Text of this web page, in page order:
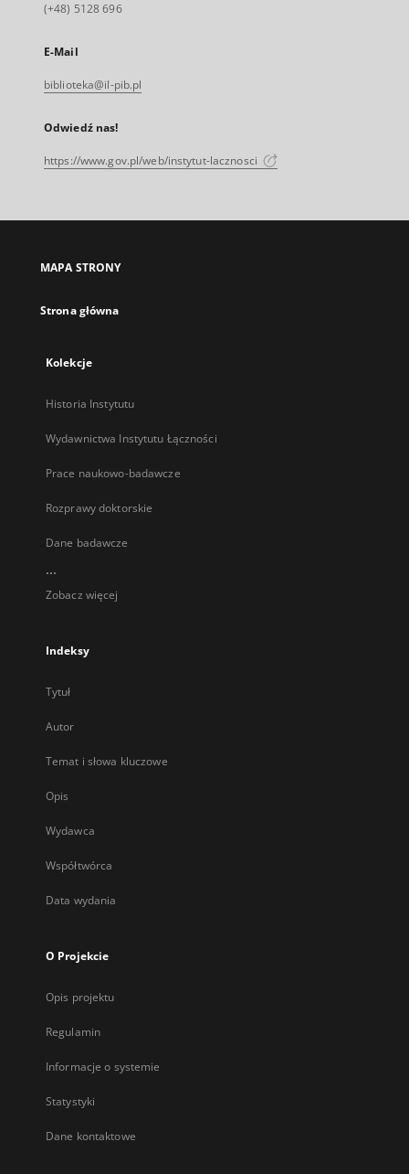
(+48) 5128 696
E-Mail
biblioteka@il-pib.pl
Odwiedź nas!
https://www.gov.pl/web/instytut-lacznosci
MAPA STRONY
Strona główna
Kolekcje
Historia Instytutu
Wydawnictwa Instytutu Łączności
Prace naukowo-badawcze
Rozprawy doktorskie
Dane badawcze
...
Zobacz więcej
Indeksy
Tytuł
Autor
Temat i słowa kluczowe
Opis
Wydawca
Współtwórca
Data wydania
O Projekcie
Opis projektu
Regulamin
Informacje o systemie
Statystyki
Dane kontaktowe